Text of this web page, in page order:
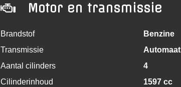
Motor en transmissie
Brandstof
Benzine
Transmissie
Automaat
Aantal cilinders
4
Cilinderinhoud
1597 cc